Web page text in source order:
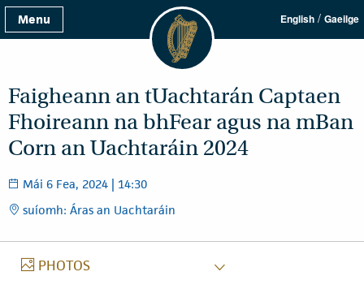
Menu English / Gaeilge
Faigheann an tUachtarán Captaen
Fhoireann na bhFear agus na mBan
Corn an Uachtaráin 2024
Mái 6 Fea, 2024 | 14:30
suíomh: Áras an Uachtaráin
GRIANGHRAIF
PHOTOS